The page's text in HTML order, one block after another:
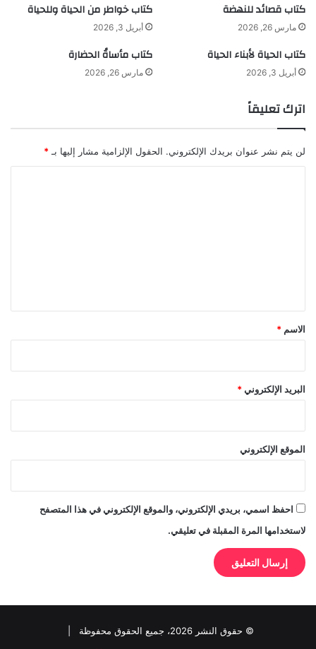
كتاب قصائد للنهضة
مارس 26, 2026
كتاب خواطر من الحياة وللحياة
أبريل 3, 2026
كتاب الحياة لأبناء الحياة
أبريل 3, 2026
كتاب مأساةُ الحضارة
مارس 26, 2026
اترك تعليقاً
لن يتم نشر عنوان بريدك الإلكتروني. الحقول الإلزامية مشار إليها بـ *
*
الاسم *
البريد الإلكتروني *
الموقع الإلكتروني
احفظ اسمي، بريدي الإلكتروني، والموقع الإلكتروني في هذا المتصفح
لاستخدامها المرة المقبلة في تعليقي.
© حقوق النشر 2026، جميع الحقوق محفوظة |